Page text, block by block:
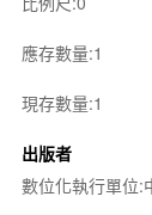
應存數量:1
現存數量:1
出版者
數位化執行單位: